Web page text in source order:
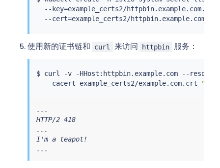
  --key
=example_certs2/
  --cert
=
使用新的证书链和 curl 来访问 httpbin 服务：
$ curl -v -HHost:httpbin.example.com --
  --cacert example_certs2/example.com.crt
...
HTTP/2 418
...
I'm a teapot!
...